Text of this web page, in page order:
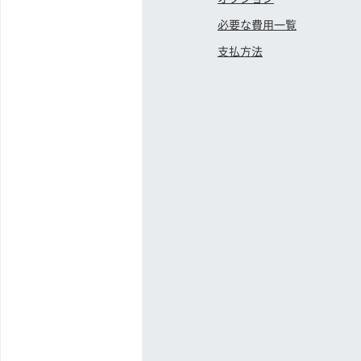
必要な費用一覧
支払方法